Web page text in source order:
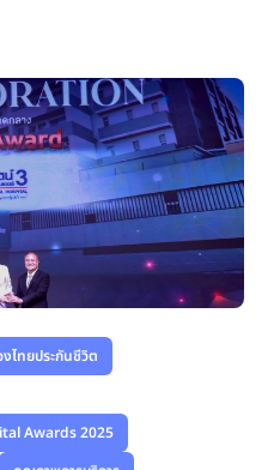
ยกระดับการดูแลผู้ป่วยมะเร็ง เพิ่ม
ในพื้นที่จังหวัดสมุทรปราการและ
ารัตน์ 3 อินเตอร์ มุ่งมั่นเป็นส่วน
ข และพร้อมเดินหน้าส่งเสริมความ
าพชีวิตของผู้ป่วยอย่างต่อเนื่อง
งไทยประกันชีวิต
Awards 2025